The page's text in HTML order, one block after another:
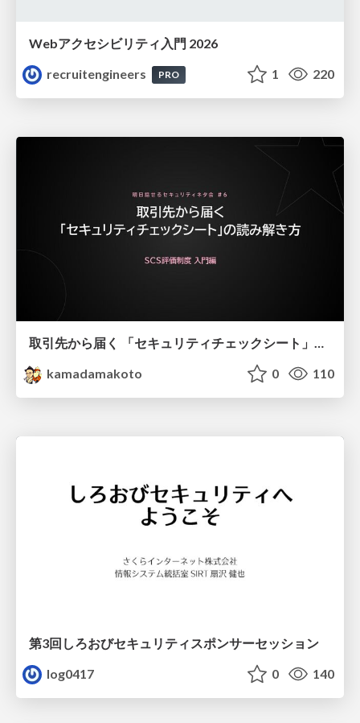
Webアクセシビリティ入門 2026
recruitengineers
PRO 1 220
取引先から届く 「セキュリティチェックシート」の読み解き方
kamadamakoto
0 110
第3回しろおびセキュリティスポンサーセッション
log0417
0 140